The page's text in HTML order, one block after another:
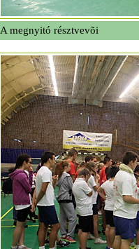
A megnyitó résztvevõi